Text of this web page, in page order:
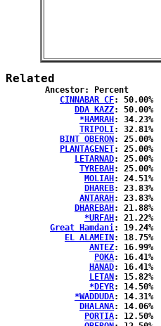
Related
CINNABAR CF: 50.00%	( 1)  0:1   0:0   0:0   0:0   0:0  { 0:0 }
DDA KAZZ: 50.00%	( 1)  1:0   0:0   0:0   0:0   0:0  { 0:0 }
*HAMRAH : 34.23%	(74)  0:0   0:0   0:0   0:0   0:0  {38:36}
TRIPOLI: 32.81%	( 9)  0:0   0:0   0:0   1:1   4:2  { 0:1 }
BINT OBERON : 25.00%	( 1)  0:0   1:0   0:0   0:0   0:0  { 0:0 }
PLANTAGENET: 25.00%	( 1)  0:0   0:1   0:0   0:0   0:0  { 0:0 }
LETARNAD: 25.00%	( 1)  0:0   1:0   0:0   0:0   0:0  { 0:0 }
TYREBAH : 25.00%	( 1)  0:0   0:1   0:0   0:0   0:0  { 0:0 }
MOLIAH : 24.51%	(37)  0:0   0:0   0:0   0:0   0:1  {19:17}
DHAREB: 23.83%	(11)  0:0   0:0   0:0   0:1   2:1  { 3:4 }
ANTARAH : 23.83%	(11)  0:0   0:0   0:0   0:1   2:1  { 3:4 }
DHAREBAH : 21.88%	( 4)  0:0   0:0   0:1   0:0   1:2  { 0:0 }
*URFAH : 21.22%	(83)  0:0   0:0   0:0   0:0   0:0  {43:40}
Great Hamdani: 19.24%	(91)  0:0   0:0   0:0   0:0   0:0  {47:44}
EL ALAMEIN : 18.75%	( 3)  0:0   0:0   0:0   2:1   0:0  { 0:0 }
ANTEZ: 16.99%	(17)  0:0   0:0   0:0   0:0   0:1  { 9:7 }
POKA: 16.41%	( 9)  0:0   0:0   0:0   0:0   1:1  { 4:3 }
HANAD: 16.41%	( 9)  0:0   0:0   0:0   0:0   1:1  { 4:3 }
LETAN : 15.82%	(15)  0:0   0:0   0:0   0:0   0:1  { 7:7 }
*DEYR: 14.50%	(34)  0:0   0:0   0:0   0:0   0:0  {18:16}
*WADDUDA: 14.31%	(45)  0:0   0:0   0:0   0:0   0:0  {23:22}
DHALANA: 14.06%	( 4)  0:0   0:0   0:0   1:0   1:1  { 0:1 }
PORTIA: 12.50%	( 2)  0:0   0:0   0:0   1:1   0:0  { 0:0 }